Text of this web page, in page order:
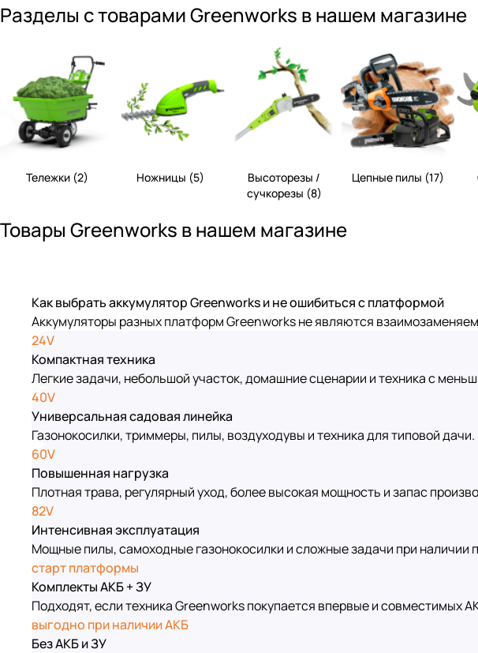
Разделы с товарами Greenworks в нашем магазине
Тележки (2) Ножницы (5)
Высоторезы /
сучкорезы (8)
Цепные пилы (17)
Товары Greenworks в нашем магазине
Как выбрать аккумулятор Greenworks и не ошибиться с платформой
Аккумуляторы разных платформ Greenworks не являются
24V
Компактная техника
Легкие задачи, небольшой участок, домашние сценарии и техника с
40V
Универсальная садовая линейка
Газонокосилки, триммеры, пилы, воздуходувы и техника для типовой дачи.
60V
Повышенная нагрузка
Плотная трава, регулярный уход, более высокая мощность и запас
82V
Интенсивная эксплуатация
Мощные пилы, самоходные газонокосилки и сложные задачи при наличии
старт платформы
Комплекты АКБ + ЗУ
Подходят, если техника Greenworks покупается впервые и совместимых
выгодно при наличии АКБ
Без АКБ и ЗУ